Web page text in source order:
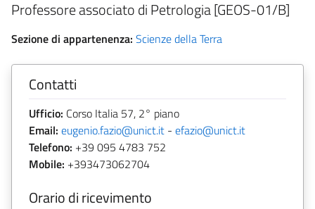
Professore associato di Petrologia [GEOS-01/B]
Sezione di appartenenza: Scienze della Terra
Contatti
Ufficio: Corso Italia 57, 2° piano
Email: eugenio.fazio@unict.it - efazio@unict.it
Telefono: +39 095 4783 752
Mobile: +393473062704
Orario di ricevimento